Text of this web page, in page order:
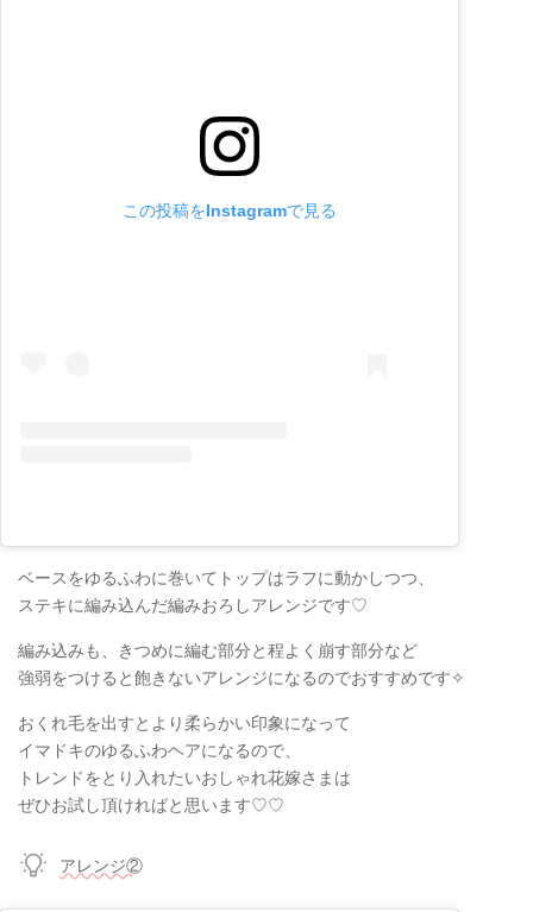
この投稿をInstagramで見る
ベースをゆるふわに巻いてトップはラフに動かしつつ、
ステキに編み込んだ編みおろしアレンジです♡
編み込みも、きつめに編む部分と程よく崩す部分など
強弱をつけると飽きないアレンジになるのでおすすめです✧
おくれ毛を出すとより柔らかい印象になって
イマドキのゆるふわヘアになるので、
トレンドをとり入れたいおしゃれ花嫁さまは
ぜひお試し頂ければと思います♡♡
アレンジ②